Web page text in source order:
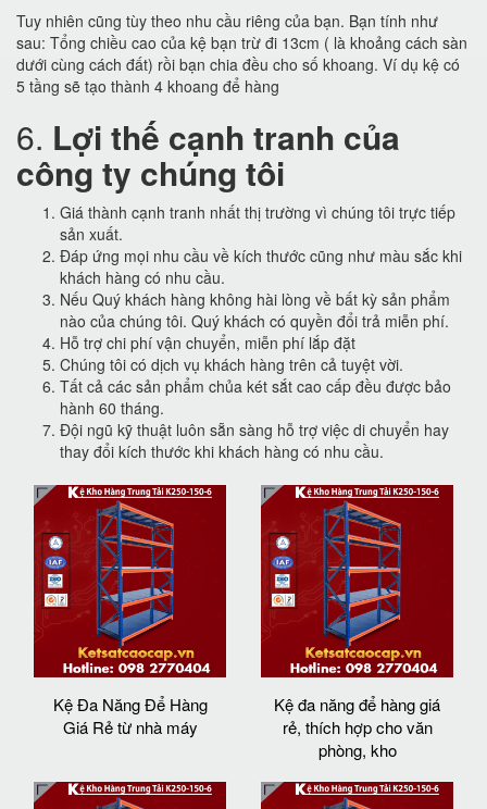
Tuy nhiên cũng tùy theo nhu cầu riêng của bạn. Bạn tính như
sau: Tổng chiều cao của kệ bạn trừ đi 13cm ( là khoảng cách sàn
dưới cùng cách đất) rồi bạn chia đều cho số khoang. Ví dụ kệ có
5 tầng sẽ tạo thành 4 khoang để hàng
6. Lợi thế cạnh tranh của
công ty chúng tôi
Giá thành cạnh tranh nhất thị trường vì chúng tôi trực tiếp
sản xuất.
Đáp ứng mọi nhu cầu về kích thước cũng như màu sắc khi
khách hàng có nhu cầu.
Nếu Quý khách hàng không hài lòng về bất kỳ sản phẩm
nào của chúng tôi. Quý khách có quyền đổi trả miễn phí.
Hỗ trợ chi phí vận chuyển, miễn phí lắp đặt
Chúng tôi có dịch vụ khách hàng trên cả tuyệt vời.
Tất cả các sản phẩm chủa két sắt cao cấp đều được bảo
hành 60 tháng.
Đội ngũ kỹ thuật luôn sẵn sàng hỗ trợ việc di chuyển hay
thay đổi kích thước khi khách hàng có nhu cầu.
Kệ Đa Năng Để Hàng
Giá Rẻ từ nhà máy
Kệ đa năng để hàng giá
rẻ, thích hợp cho văn
phòng, kho